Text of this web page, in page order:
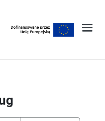
w nowym oknie